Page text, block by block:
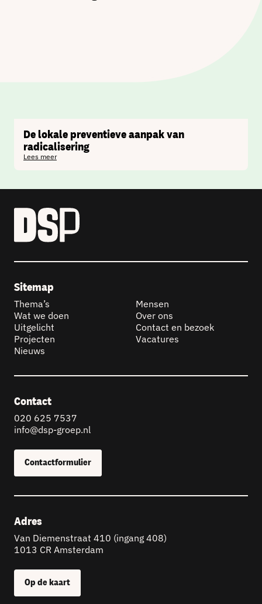
De lokale preventieve aanpak van
radicalisering
Lees meer
Sitemap
Thema’s
Wat we doen
Uitgelicht
Projecten
Nieuws
Mensen
Over ons
Contact en bezoek
Vacatures
Contact
020 625 7537
info@dsp-groep.nl
Contactformulier
Adres
Van Diemenstraat 410 (ingang 408)
1013 CR Amsterdam
Op de kaart